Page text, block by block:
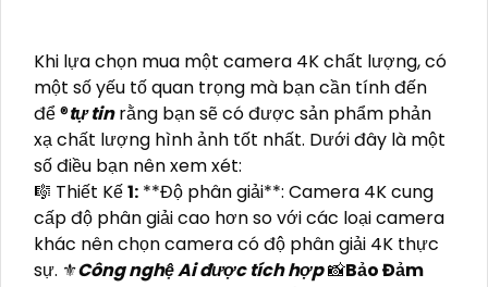
Khi lựa chọn mua một camera 4K chất lượng, có
một số yếu tố quan trọng mà bạn cần tính đến
để ®️tự tinrằng bạn sẽ có được sản phẩm phản
xạ chất lượng hình ảnh tốt nhất. Dưới đây là một
số điều bạn nên xem xét:
🎼️ Thiết Kế1: **Độ phân giải**: Camera 4K cung
cấp độ phân giải cao hơn so với các loại camera
khác nên chọn camera có độ phân giải 4K thực
sự. ⚜️Công nghệ Ai được tích hợp📸Bảo Đảm